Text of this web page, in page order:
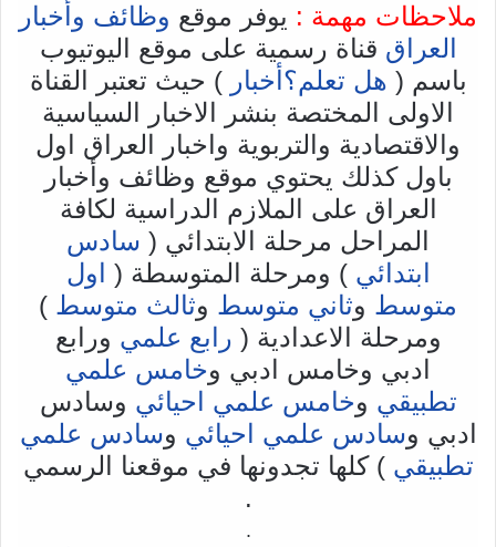
ملاحظات مهمة : يوفر موقع وظائف وأخبار
العراق قناة رسمية على موقع اليوتيوب
باسم ( هل تعلم؟أخبار ) حيث تعتبر القناة
الاولى المختصة بنشر الاخبار السياسية
والاقتصادية والتربوية واخبار العراق اول
باول كذلك يحتوي موقع وظائف وأخبار
العراق على الملازم الدراسية لكافة
المراحل مرحلة الابتدائي ( سادس
ابتدائي ) ومرحلة المتوسطة ( اول
متوسط وثاني متوسط وثالث متوسط )
ومرحلة الاعدادية ( رابع علمي ورابع
ادبي وخامس ادبي وخامس علمي
تطبيقي وخامس علمي احيائي وسادس
ادبي وسادس علمي احيائي وسادس علمي
تطبيقي ) كلها تجدونها في موقعنا الرسمي
.
.